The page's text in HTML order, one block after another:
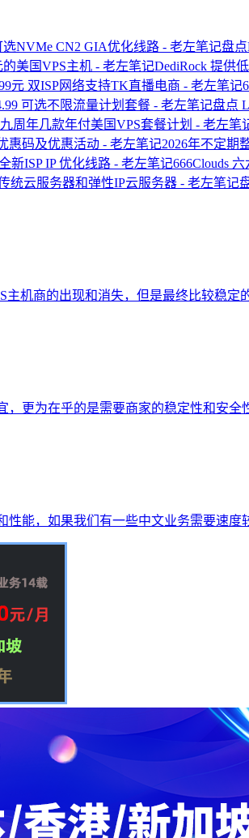
盘
DediRock 提供
盘点
2026年不定期
666Clouds
机商的出现和消失，但是最终比较稳定
，更为在乎的是需要商家的稳定性和安全
性能，如果我们有一些中文业务需要速度